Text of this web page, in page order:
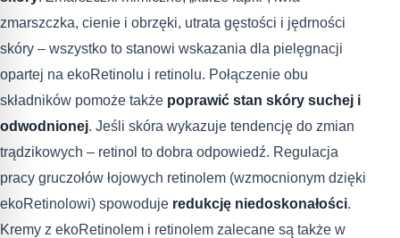
zmarszczka, cienie i obrzęki, utrata gęstości i jędrności
skóry – wszystko to stanowi wskazania dla pielęgnacji
opartej na ekoRetinolu i retinolu. Połączenie obu
składników pomoże także poprawić stan skóry suchej i
odwodnionej. Jeśli skóra wykazuje tendencję do zmian
trądzikowych – retinol to dobra odpowiedź. Regulacja
pracy gruczołów łojowych retinolem (wzmocnionym dzięki
ekoRetinolowi) spowoduje redukcję niedoskonałości.
Kremy z ekoRetinolem i retinolem zalecane są także w